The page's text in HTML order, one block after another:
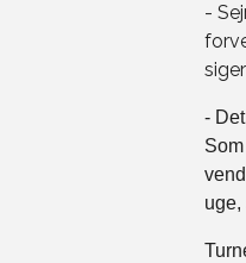
-
-
uge,